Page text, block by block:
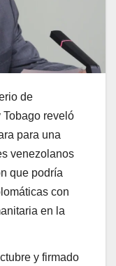
de
reveló
para una
venezolanos
que podría
con
en la
y firmado